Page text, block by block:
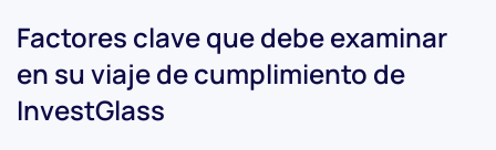
Factores clave que debe examinar
en su viaje de cumplimiento de
InvestGlass